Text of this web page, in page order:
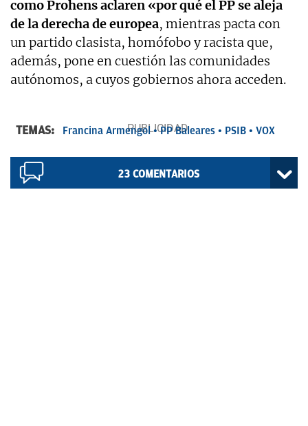
como Prohens aclaren «por qué el PP se aleja
de la derecha de europea, mientras pacta con
un partido clasista, homófobo y racista que,
además, pone en cuestión las comunidades
autónomos, a cuyos gobiernos ahora acceden.
TEMAS: Francina Armengol PP Baleares PSIB VOX
23 COMENTARIOS